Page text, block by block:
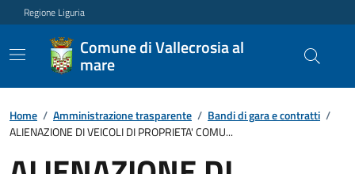
Regione Liguria
Comune di Vallecrosia al
mare
Home / Amministrazione trasparente / Bandi di gara e contratti /
ALIENAZIONE DI VEICOLI DI PROPRIETA' COMU...